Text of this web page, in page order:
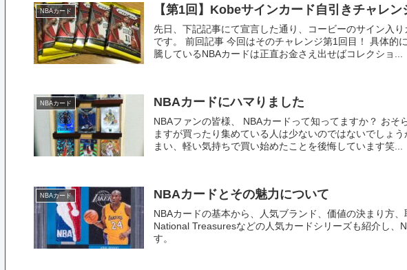
NBAカード 【第1回】Kobeサインカード自引きチャレン
先日、下記記事にて宣言した通り、コービーのサイン入
です。 前回記事 今回はそのチャレンジ第1回目！ 具体的
騰しているNBAカードは正直お金さえ出せばコレクショ...
NBAカード NBAカードにハマりました
NBAファンの皆様、 NBAカードって知ってますか？ おそ
ますが買ったり集めている人は少ないのではないでしょ
まい、軽い気持ちで買い始めたことを後悔しています笑...
NBAカード NBAカードとその魅力について
NBAカードの基本から、人気ブランド、価値の決まり方
National Treasuresなどの人気カードシリーズも紹介し、
す。